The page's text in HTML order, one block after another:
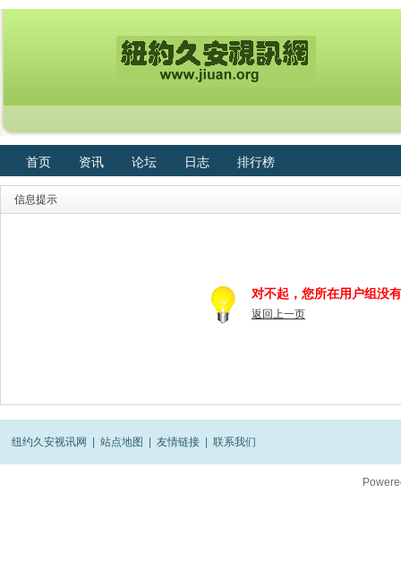
首页 资讯 论坛 日志 排行榜
信息提示
对不起，您所在用户组没
返回上一页
纽约久安视讯网 站点地图 友情链接 联系我们